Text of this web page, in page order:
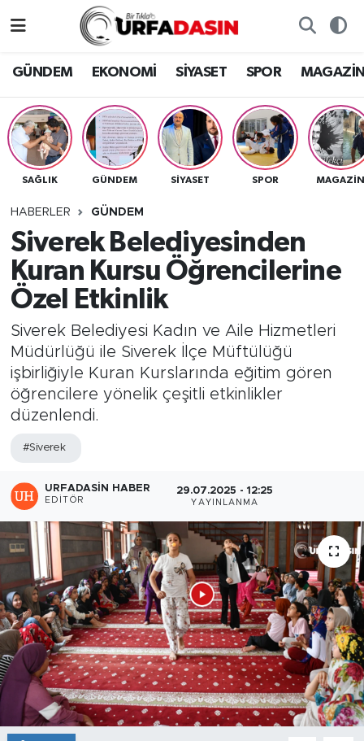
GÜNDEM EKONOMİ SİYASET SPOR
SAĞLIK GÜNDEM SİYASET SPOR
HABERLER GÜNDEM
Siverek Belediyesinden
Kuran Kursu Öğrencilerine
Özel Etkinlik
Siverek Belediyesi Kadın ve Aile Hizmetleri
Müdürlüğü ile Siverek İlçe Müftülüğü
işbirliğiyle Kuran Kurslarında eğitim gören
öğrencilere yönelik çeşitli etkinlikler
düzenlendi.
#Siverek
URFADASIN HABER
EDITÖR
29.07.2025 - 12:25
YAYINLANMA
EKONOMİ
SİYASET
SPOR
SAĞLIK
TEKNOLOJİ
OTOMOBİL
Gizlilik ve Güvenlik Politikası
İletişim
Nöbetçi Eczaneler
Hava Durumu
Namaz Vakitleri
Trafik Durumu
Süper Lig Puan Durumu ve Fikstür
Tüm Manşetler
Son Dakika Haberleri
Haber Arşivi